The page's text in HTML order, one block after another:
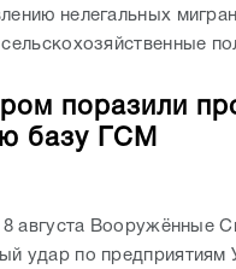
нелегальных
сельскохозяйственные
поразили
базу ГСМ
8 августа Вооружённые
удар по предприятиям